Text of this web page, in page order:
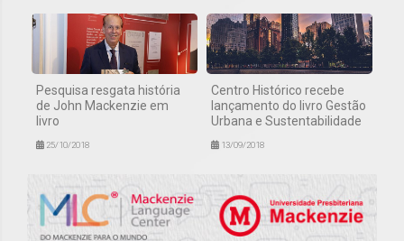
Pesquisa resgata história
de John Mackenzie em
livro
25/10/2018
Centro Histórico recebe
lançamento do livro Gestão
Urbana e Sustentabilidade
13/09/2018